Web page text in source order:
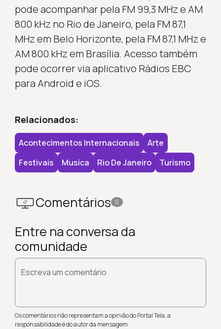
pode acompanhar pela FM 99,3 MHz e AM
800 kHz no Rio de Janeiro, pela FM 87,1
MHz em Belo Horizonte, pela FM 87,1 MHz e
AM 800 kHz em Brasília. Acesso também
pode ocorrer via aplicativo Rádios EBC
para Android e iOS.
Relacionados:
Acontecimentos Internacionais
Arte
Festivais
Musica Rio De Janeiro Turismo
Comentários 0
Entre na conversa da
comunidade
Escreva um comentário
Os comentários não representam a opinião do Portal Tela; a
responsabilidade é do autor da mensagem.